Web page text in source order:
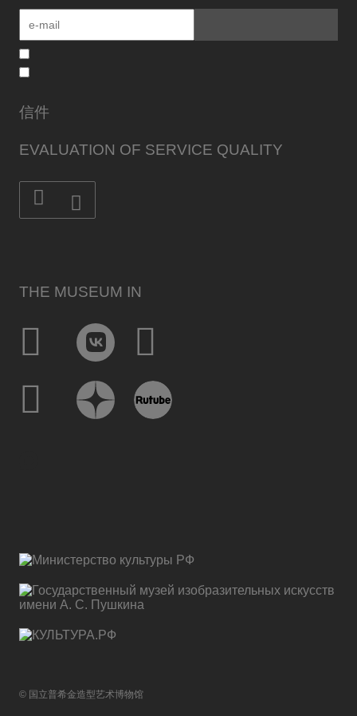
THE MUSEUM IN
信件
EVALUATION OF SERVICE QUALITY
© 国立普希金造型艺术博物馆